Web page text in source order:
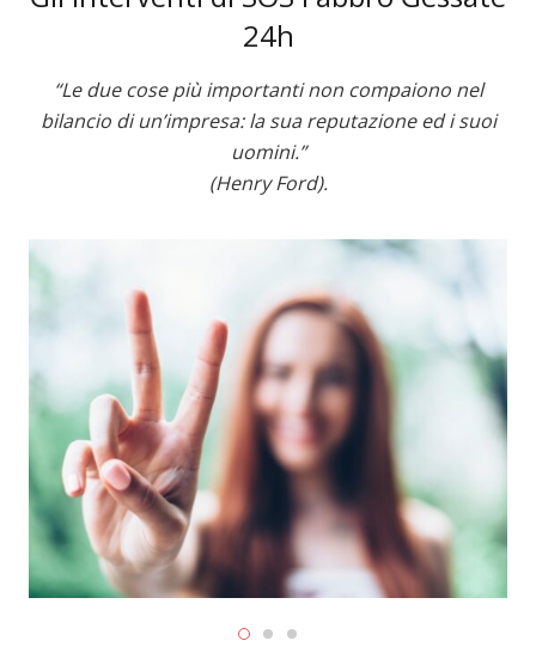
24h
“Le due cose più importanti non compaiono nel
bilancio di un’impresa: la sua reputazione ed i suoi
uomini.”
(Henry Ford).